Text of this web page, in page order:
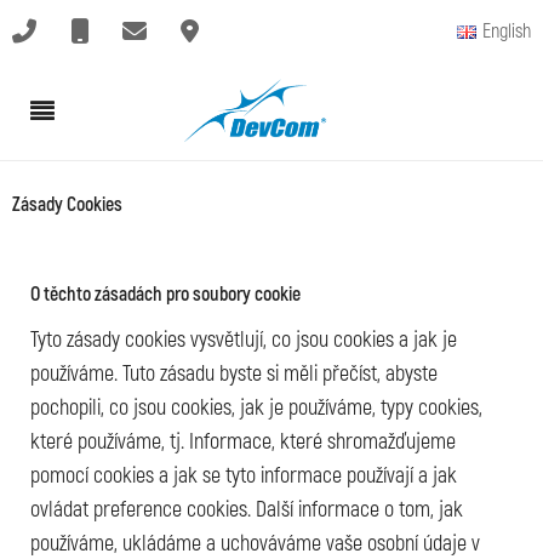
English
Zásady Cookies
O těchto zásadách pro soubory cookie
Tyto zásady cookies vysvětlují, co jsou cookies a jak je
používáme. Tuto zásadu byste si měli přečíst, abyste
pochopili, co jsou cookies, jak je používáme, typy cookies,
které používáme, tj. Informace, které shromažďujeme
pomocí cookies a jak se tyto informace používají a jak
ovládat preference cookies. Další informace o tom, jak
používáme, ukládáme a uchováváme vaše osobní údaje v